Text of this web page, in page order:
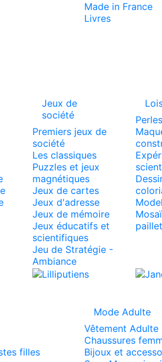
Made in France
Livres
Jeux de
société
Premiers jeux de
société
Les classiques
Puzzles et jeux
magnétiques
Jeux de cartes
Jeux d'adresse
Jeux de mémoire
Jeux éducatifs et
scientifiques
Jeu de Stratégie -
Ambiance
filles
Mode Adulte
Vêtement Adulte
Chaussures
Bijoux et